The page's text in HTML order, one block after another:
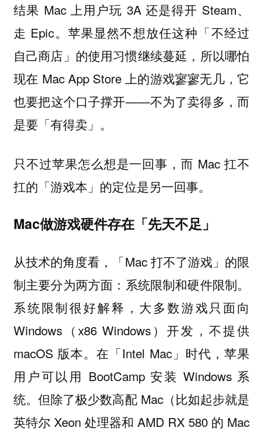
结果 Mac 上用户玩 3A 还是得开 Steam、
走 Epic。苹果显然不想放任这种「不经过
自己商店」的使用习惯继续蔓延，所以哪怕
现在 Mac App Store 上的游戏寥寥无几，它
也要把这个口子撑开——不为了卖得多，而
是要「有得卖」。
只不过苹果怎么想是一回事，而 Mac 扛不
扛的「游戏本」的定位是另一回事。
Mac做游戏硬件存在「先天不足」
从技术的角度看，「Mac 打不了游戏」的限
制主要分为两方面： 系统限制和硬件限制。
系统限制很好解释，大多数游戏只面向
Windows（x86 Windows）开发，不提供
macOS 版本。在「Intel Mac」时代，苹果
用户可以用 BootCamp 安装 Windows 系
统。但除了极少数高配 Mac（比如起步就是
英特尔 Xeon 处理器和 AMD RX 580 的 Mac